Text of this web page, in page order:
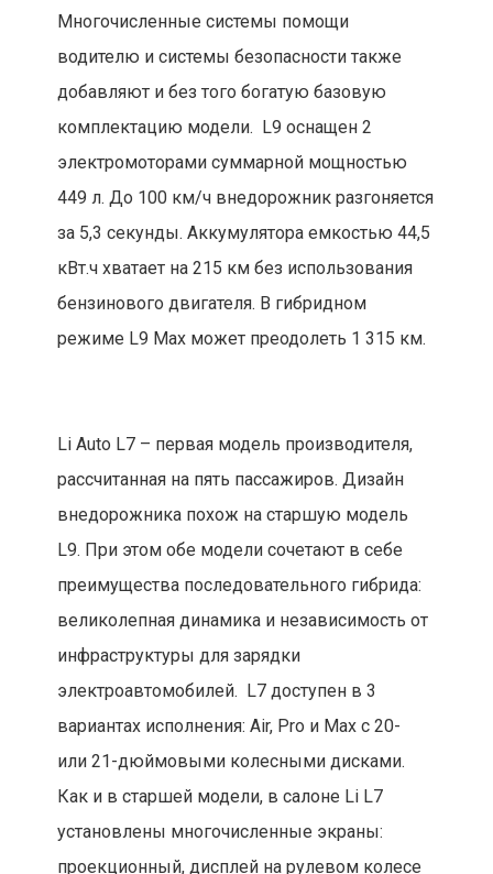
Многочисленные системы помощи
водителю и системы безопасности также
добавляют и без того богатую базовую
комплектацию модели. L9 оснащен 2
электромоторами суммарной мощностью
449 л. До 100 км/ч внедорожник разгоняется
за 5,3 секунды. Аккумулятора емкостью 44,5
кВт.ч хватает на 215 км без использования
бензинового двигателя. В гибридном
режиме L9 Max может преодолеть 1 315 км.
Li Auto L7 – первая модель производителя,
рассчитанная на пять пассажиров. Дизайн
внедорожника похож на старшую модель
L9. При этом обе модели сочетают в себе
преимущества последовательного гибрида:
великолепная динамика и независимость от
инфраструктуры для зарядки
электроавтомобилей. L7 доступен в 3
вариантах исполнения: Air, Pro и Max с 20-
или 21-дюймовыми колесными дисками.
Как и в старшей модели, в салоне Li L7
установлены многочисленные экраны:
проекционный, дисплей на рулевом колесе